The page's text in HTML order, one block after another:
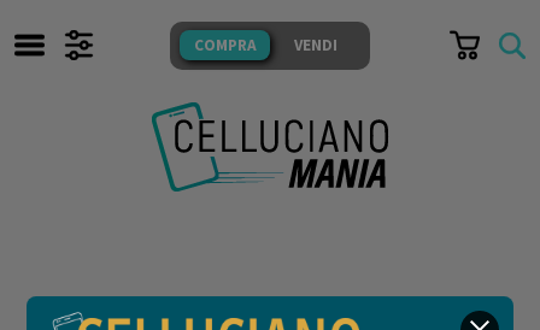
COMPRA VENDI
TUTTI I NOSTRI PRODOTTI
SONO TESTATI E GARANTITI
COMPRA
VENDI